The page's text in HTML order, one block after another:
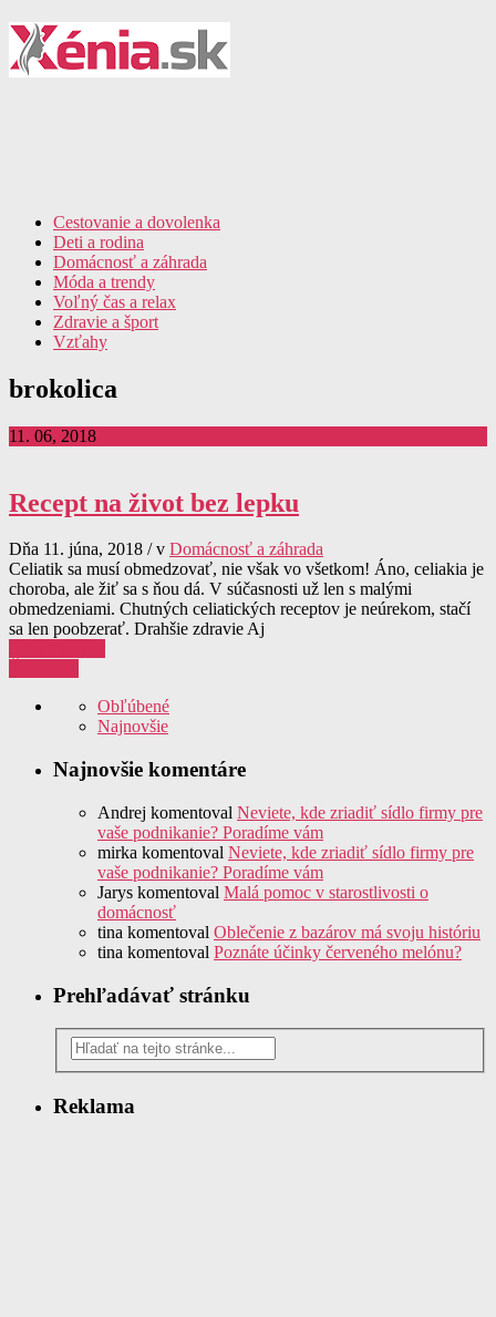
Cestovanie a dovolenka
Deti a rodina
Domácnosť a záhrada
Móda a trendy
Voľný čas a relax
Zdravie a šport
Vzťahy
brokolica
11. 06, 2018
Recept na život bez lepku
Dňa 11. júna, 2018 / v Domácnosť a záhrada
Celiatik sa musí obmedzovať, nie však vo všetkom! Áno, celiakia je
choroba, ale žiť sa s ňou dá. V súčasnosti už len s malými
obmedzeniami. Chutných celiatických receptov je neúrekom, stačí
sa len poobzerať. Drahšie zdravie Aj
Obľúbené
Najnovšie
Najnovšie komentáre
Andrej komentoval Neviete, kde zriadiť sídlo firmy pre
vaše podnikanie? Poradíme vám
mirka komentoval Neviete, kde zriadiť sídlo firmy pre
vaše podnikanie? Poradíme vám
Jarys komentoval Malá pomoc v starostlivosti o
domácnosť
tina komentoval Oblečenie z bazárov má svoju históriu
tina komentoval Poznáte účinky červeného melónu?
Prehľadávať stránku
Reklama